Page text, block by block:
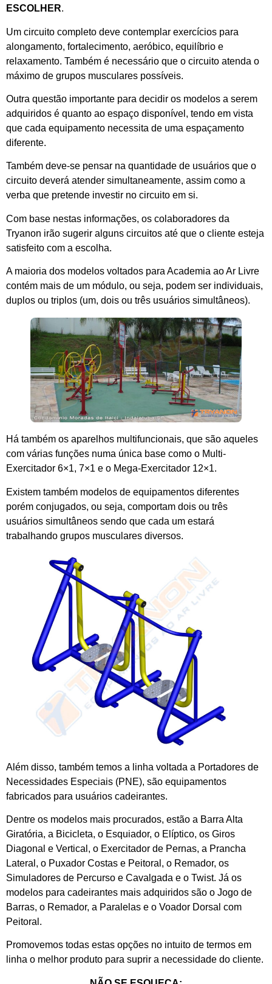
ESCOLHER.
Um circuito completo deve contemplar exercícios para
alongamento, fortalecimento, aeróbico, equilíbrio e
relaxamento. Também é necessário que o circuito atenda o
máximo de grupos musculares possíveis.
Outra questão importante para decidir os modelos a serem
adquiridos é quanto ao espaço disponível, tendo em vista
que cada equipamento necessita de uma espaçamento
diferente.
Também deve-se pensar na quantidade de usuários que o
circuito deverá atender simultaneamente, assim como a
verba que pretende investir no circuito em si.
Com base nestas informações, os colaboradores da
Tryanon irão sugerir alguns circuitos até que o cliente esteja
satisfeito com a escolha.
A maioria dos modelos voltados para Academia ao Ar Livre
contém mais de um módulo, ou seja, podem ser individuais,
duplos ou triplos (um, dois ou três usuários simultâneos).
Há também os aparelhos multifuncionais, que são aqueles
com várias funções numa única base como o Multi-
Exercitador 6×1, 7×1 e o Mega-Exercitador 12×1.
Existem também modelos de equipamentos diferentes
porém conjugados, ou seja, comportam dois ou três
usuários simultâneos sendo que cada um estará
trabalhando grupos musculares diversos.
Além disso, também temos a linha voltada a Portadores de
Necessidades Especiais (PNE), são equipamentos
fabricados para usuários cadeirantes.
Dentre os modelos mais procurados, estão a Barra Alta
Giratória, a Bicicleta, o Esquiador, o Elíptico, os Giros
Diagonal e Vertical, o Exercitador de Pernas, a Prancha
Lateral, o Puxador Costas e Peitoral, o Remador, os
Simuladores de Percurso e Cavalgada e o Twist. Já os
modelos para cadeirantes mais adquiridos são o Jogo de
Barras, o Remador, a Paralelas e o Voador Dorsal com
Peitoral.
Promovemos todas estas opções no intuito de termos em
linha o melhor produto para suprir a necessidade do cliente.